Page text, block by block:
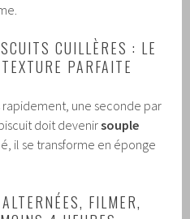
CUILLÈRES : LE
PARFAITE
une seconde par
doit devenirsouple
il se transforme en éponge
FILMER,